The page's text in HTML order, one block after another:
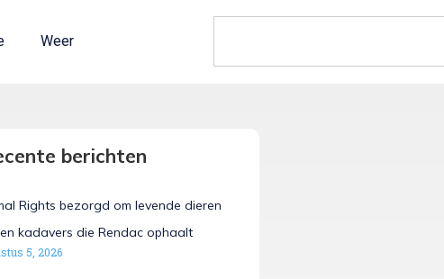
Weer
berichten
Rights bezorgd om levende dieren
kadavers die Rendac ophaalt
5, 2026